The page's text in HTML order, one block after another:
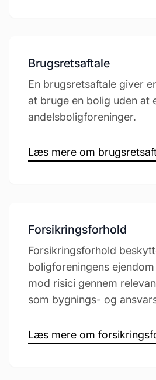
Brugsretsaftale
En brugsretsaftale giver
at bruge en bolig uden at
andelsboligforeninger.
Læs mere om
Forsikringsforhold
Forsikringsforhold
boligforeningens
mod risici gennem
som bygnings- og
Læs mere om